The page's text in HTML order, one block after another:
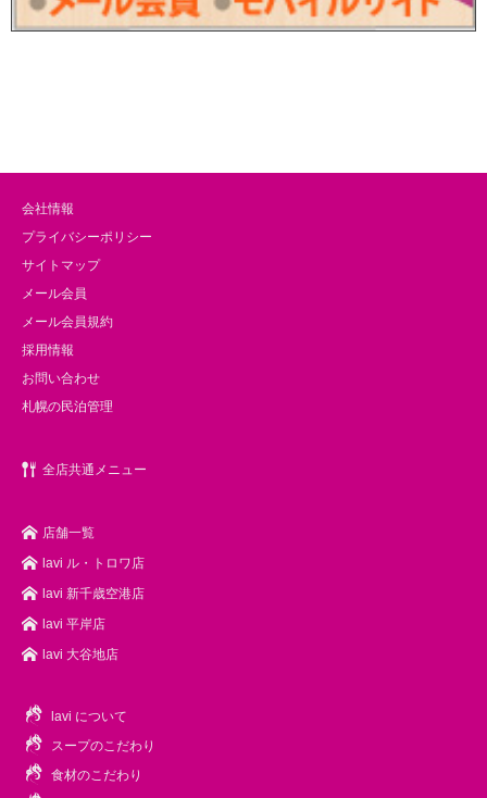
会社情報
プライバシーポリシー
サイトマップ
メール会員
メール会員規約
採用情報
お問い合わせ
札幌の民泊管理
全店共通メニュー
店舗一覧
lavi ル・トロワ店
lavi 新千歳空港店
lavi 平岸店
lavi 大谷地店
lavi について
スープのこだわり
食材のこだわり